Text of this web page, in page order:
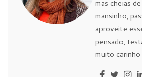
mas cheias
mansinho,
aproveite
pensado,
muito